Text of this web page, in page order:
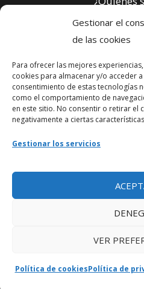
Gestionar el
de las cookies
Para ofrecer las mejores
cookies para almacenar y/o acceder
consentimiento de estas tecnologías
como el comportamiento de
en este sitio. No consentir o retirar el
negativamente a ciertas
Gestionar los servicios
VER
Política de cookiesPolítica de
Política de
Webmaster
Nuestro e-mail:
Ir al grupo